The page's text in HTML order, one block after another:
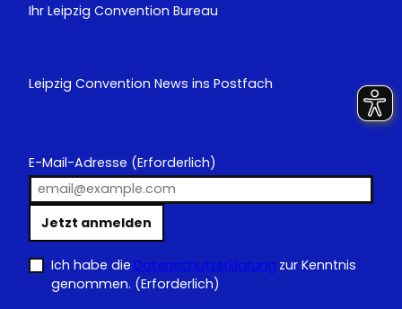
Ihr Leipzig Convention Bureau
Leipzig Convention News ins Postfach
E-Mail-Adresse (Erforderlich)
Jetzt anmelden
Ich habe die Datenschutzerklärung zur Kenntnis
genommen. (Erforderlich)